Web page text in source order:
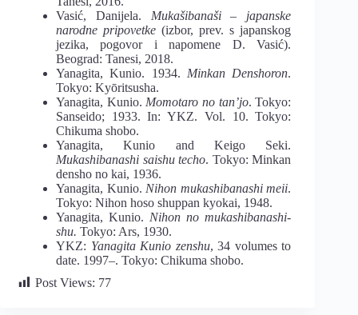
Vasić, Danijela. Mukašibanaši ‒ japanske
narodne pripovetke(izbor, prev. s japanskog
jezika, pogovor i napomene D. Vasić).
Beograd: Tanesi, 2018.
Yanagita, Kunio. 1934. Minkan Denshoron.
Tokyo: Kyōritsusha.
Yanagita, Kunio. Momotaro no tanʼjo. Tokyo:
Sanseido; 1933. In: YKZ. Vol. 10. Tokyo:
Chikuma shobo.
Yanagita, Kunio and Keigo Seki.
Mukashibanashi saishu techo. Tokyo: Minkan
densho no kai, 1936.
Yanagita, Kunio. Nihon mukashibanashi meii.
Tokyo: Nihon hoso shuppan kyokai, 1948.
Yanagita, Kunio. Nihon no mukashibanashi-
shu. Tokyo: Ars, 1930.
YKZ: Yanagita Kunio zenshu, 34 volumes to
date. 1997‒. Tokyo: Chikuma shobo.
Post Views: 77